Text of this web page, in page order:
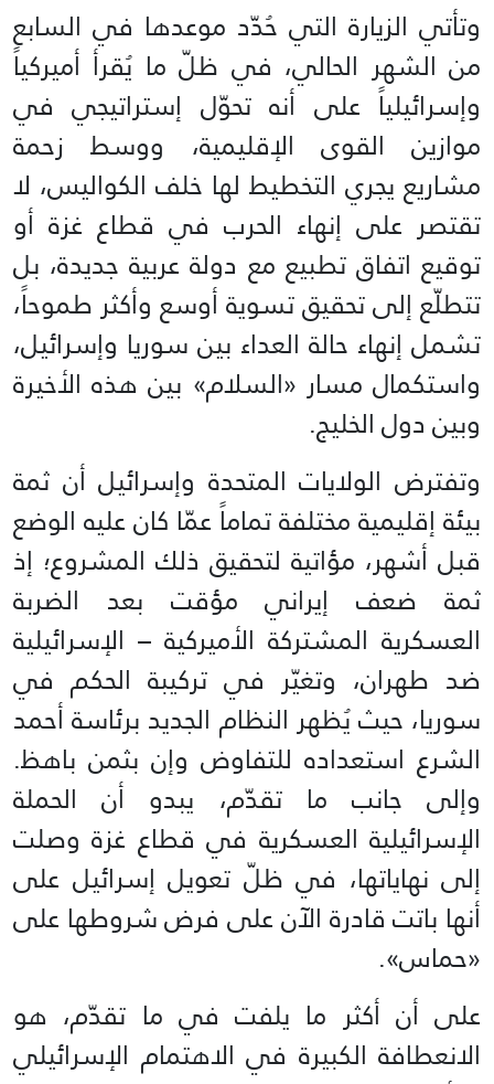
وتأتي الزيارة التي حُدّد موعدها في السابع
من الشهر الحالي، في ظلّ ما يُقرأ أميركياً
وإسرائيلياً على أنه تحوّل إستراتيجي في
موازين القوى الإقليمية، ووسط زحمة
مشاريع يجري التخطيط لها خلف الكواليس، لا
تقتصر على إنهاء الحرب في قطاع غزة أو
توقيع اتفاق تطبيع مع دولة عربية جديدة، بل
تتطلّع إلى تحقيق تسوية أوسع وأكثر طموحاً،
تشمل إنهاء حالة العداء بين سوريا وإسرائيل،
واستكمال مسار «السلام» بين هذه الأخيرة
وبين دول الخليج.
وتفترض الولايات المتحدة وإسرائيل أن ثمة
بيئة إقليمية مختلفة تماماً عمّا كان عليه الوضع
قبل أشهر، مؤاتية لتحقيق ذلك المشروع؛ إذ
ثمة ضعف إيراني مؤقت بعد الضربة
العسكرية المشتركة الأميركية – الإسرائيلية
ضد طهران، وتغيّر في تركيبة الحكم في
سوريا، حيث يُظهر النظام الجديد برئاسة أحمد
الشرع استعداده للتفاوض وإن بثمن باهظ.
وإلى جانب ما تقدّم، يبدو أن الحملة
الإسرائيلية العسكرية في قطاع غزة وصلت
إلى نهاياتها، في ظلّ تعويل إسرائيل على
أنها باتت قادرة الآن على فرض شروطها على
«حماس».
على أن أكثر ما يلفت في ما تقدّم، هو
الانعطافة الكبيرة في الاهتمام الإسرائيلي